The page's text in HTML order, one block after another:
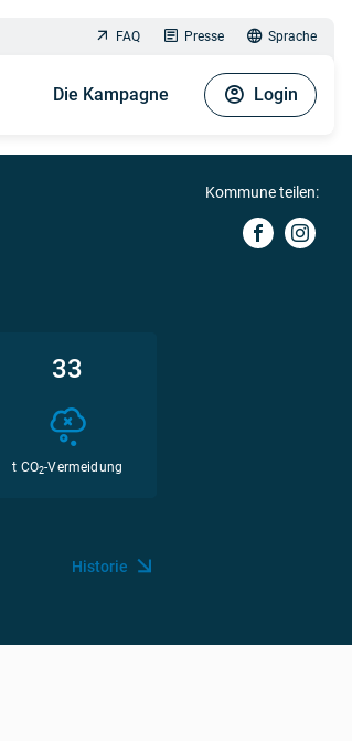
FAQ Presse Sprache
Die Kampagne Login
33
t CO2-Vermeidung
Historie
Kommune teilen: